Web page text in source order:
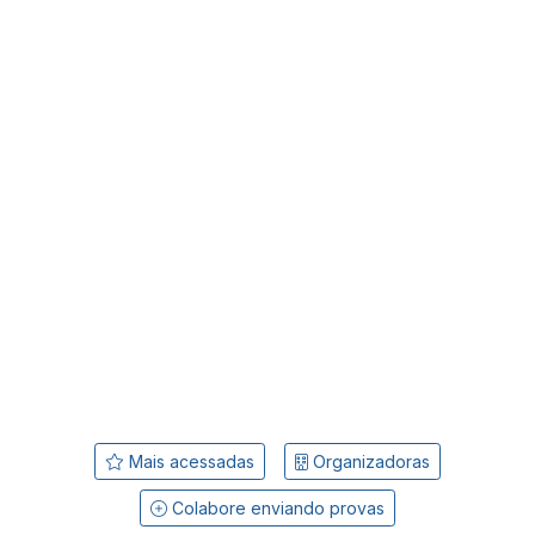
Mais acessadas Organizadoras
Colabore enviando provas